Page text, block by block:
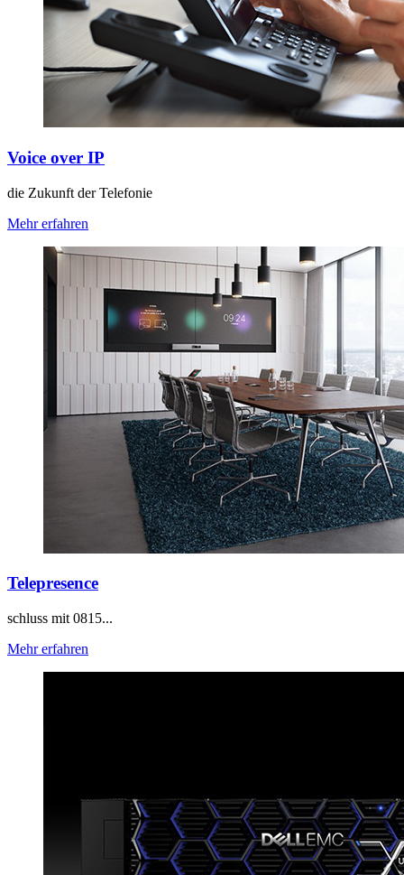
Voice over IP
die Zukunft der Telefonie
Mehr erfahren
Telepresence
schluss mit 0815...
Mehr erfahren